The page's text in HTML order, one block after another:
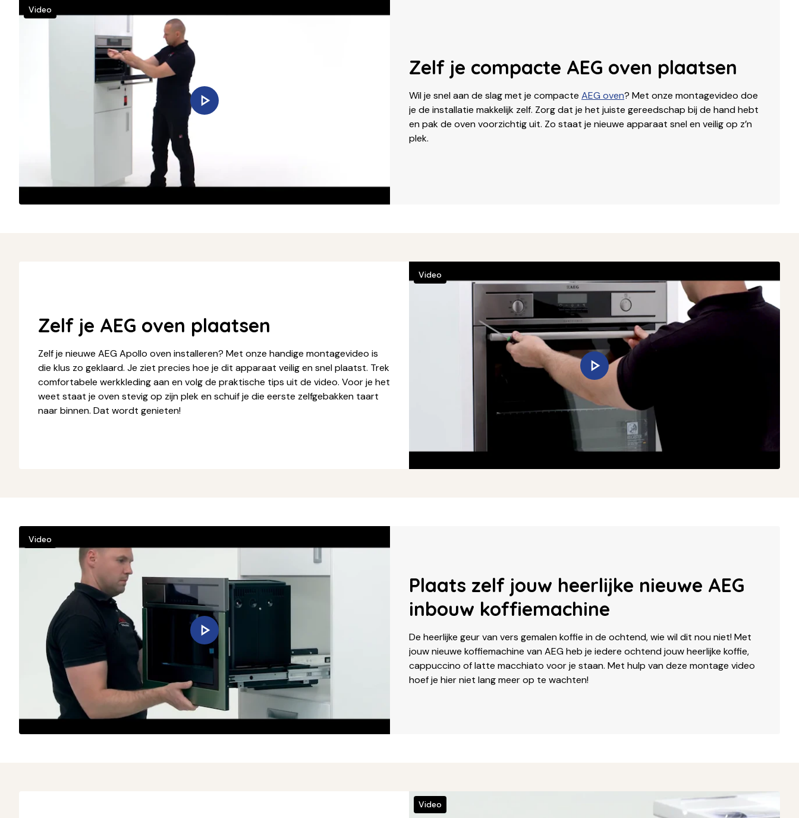
Zelf je compacte AEG oven plaatsen
Wil je snel aan de slag met je compacte AEG oven? Met onze montagevideo doe
je de installatie makkelijk zelf. Zorg dat je het juiste gereedschap bij de hand hebt
en pak de oven voorzichtig uit. Zo staat je nieuwe apparaat snel en veilig op z’n
plek.
Video
Zelf je AEG oven plaatsen
Zelf je nieuwe AEG Apollo oven installeren? Met onze handige montagevideo is
die klus zo geklaard. Je ziet precies hoe je dit apparaat veilig en snel plaatst. Trek
comfortabele werkkleding aan en volg de praktische tips uit de video. Voor je het
weet staat je oven stevig op zijn plek en schuif je die eerste zelfgebakken taart
naar binnen. Dat wordt genieten!
Video
Plaats zelf jouw heerlijke nieuwe AEG
inbouw koffiemachine
De heerlijke geur van vers gemalen koffie in de ochtend, wie wil dit nou niet! Met
jouw nieuwe koffiemachine van AEG heb je iedere ochtend jouw heerlijke koffie,
cappuccino of latte macchiato voor je staan. Met hulp van deze montage video
hoef je hier niet lang meer op te wachten!
Video
Video